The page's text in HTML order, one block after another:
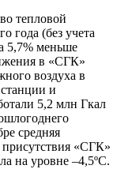
тепловой
года (без учета
5,7% меньше
в «СГК»
воздуха в
и
5,2 млн Гкал
средняя
присутствия «СГК»
на уровне –4,5ºC.